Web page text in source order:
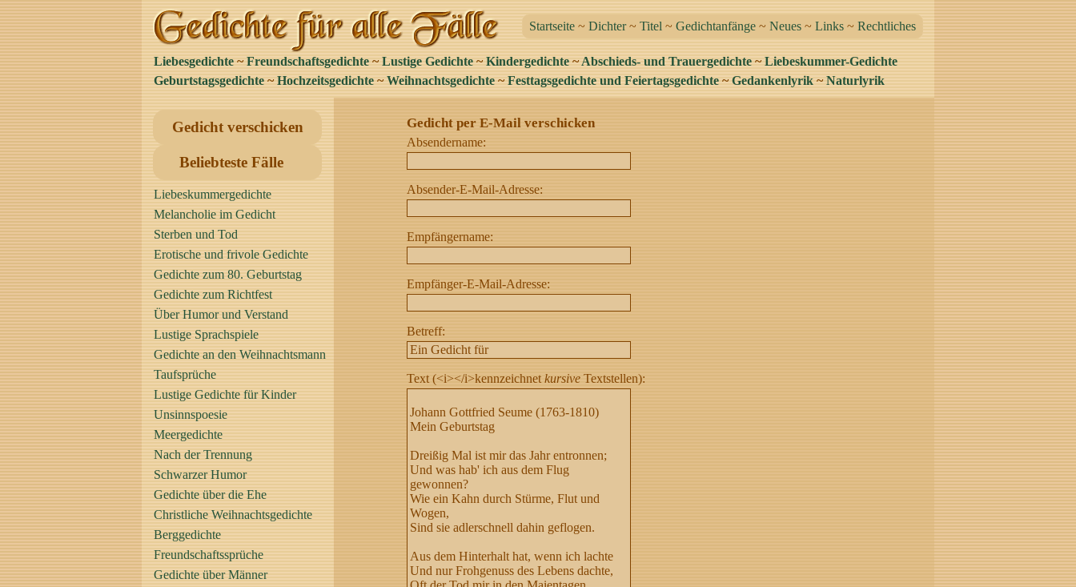
Startseite ~ Dichter~ Titel ~ Gedichtanfänge ~ Neues ~ Links ~ Rechtliches
Liebesgedichte ~ Freundschaftsgedichte ~ Lustige Gedichte ~ Kindergedichte ~ Abschieds- und Trauergedichte ~ Liebeskummer-Gedichte
Geburtstagsgedichte ~ Hochzeitsgedichte ~ Weihnachtsgedichte ~ Festtagsgedichte und Feiertagsgedichte ~ Gedankenlyrik ~ Naturlyrik
Gedicht per E-Mail verschicken
Absendername:
Absender-E-Mail-Adresse:
Empfängername:
Empfänger-E-Mail-Adresse:
Betreff:
Text (<i></i>kennzeichnet kursive Textstellen):
Gedicht verschicken
Beliebteste Fälle
Liebeskummergedichte
Melancholie im Gedicht
Sterben und Tod
Erotische und frivole Gedichte
Gedichte zum 80. Geburtstag
Gedichte zum Richtfest
Über Humor und Verstand
Lustige Sprachspiele
Gedichte an den Weihnachtsmann
Taufsprüche
Lustige Gedichte für Kinder
Unsinnspoesie
Meergedichte
Nach der Trennung
Schwarzer Humor
Gedichte über die Ehe
Christliche Weihnachtsgedichte
Berggedichte
Freundschaftssprüche
Gedichte über Männer